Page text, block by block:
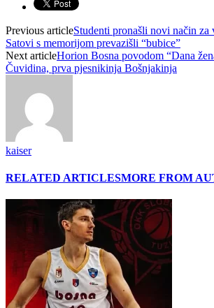
Previous articleStudenti pronašli novi način za
Satovi s memorijom prevazišli “bubice”
Next articleHorion Bosna povodom “Dana
Čuvidina, prva pjesnikinja Bošnjakinja
kaiser
RELATED ARTICLESMORE FROM